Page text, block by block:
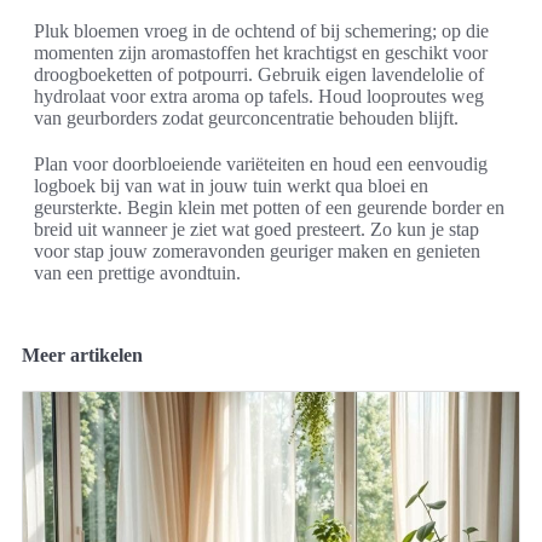
Pluk bloemen vroeg in de ochtend of bij schemering; op die
momenten zijn aromastoffen het krachtigst en geschikt voor
droogboeketten of potpourri. Gebruik eigen lavendelolie of
hydrolaat voor extra aroma op tafels. Houd looproutes weg
van geurborders zodat geurconcentratie behouden blijft.
Plan voor doorbloeiende variëteiten en houd een eenvoudig
logboek bij van wat in jouw tuin werkt qua bloei en
geursterkte. Begin klein met potten of een geurende border en
breid uit wanneer je ziet wat goed presteert. Zo kun je stap
voor stap jouw zomeravonden geuriger maken en genieten
van een prettige avondtuin.
Meer artikelen